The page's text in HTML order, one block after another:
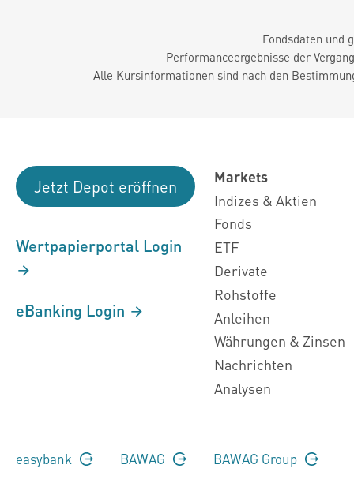
Fondsdaten und
Performanceergebnisse der
Alle Kursinformationen sind nach den
Jetzt Depot eröffnen
Wertpapierportal Login
eBanking Login
Markets
Indizes & Aktien
Fonds
ETF
Derivate
Rohstoffe
Anleihen
Währungen & Zinsen
Nachrichten
Analysen
easybank BAWAG BAWAG Group